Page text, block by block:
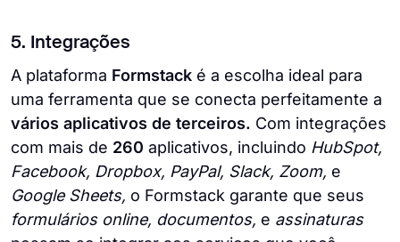
5. Integrações
A plataforma Formstack é a escolha ideal para
uma ferramenta que se conecta perfeitamente a
vários aplicativos de terceiros. Com integrações
com mais de 260 aplicativos, incluindo HubSpot,
Facebook, Dropbox, PayPal, Slack, Zoom, e
Google Sheets, o Formstack garante que seus
formulários online, documentos, e assinaturas